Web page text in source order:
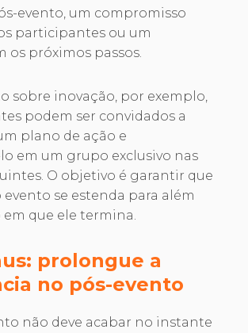
evento, um compromisso
participantes ou um
os próximos passos.
sobre inovação, por exemplo,
podem ser convidados a
plano de ação e
em um grupo exclusivo nas
O objetivo é garantir que
se estenda para além
que ele termina.
prolongue a
no pós-evento
não deve acabar no instante